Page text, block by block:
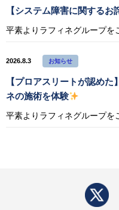
【システム障害に関するお
2026.8.3 お知らせ
【プロアスリートが認め
ネの施術を体験